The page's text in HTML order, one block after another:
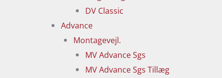
DV Classic
Advance
Montagevejl.
MV Advance Sgs
MV Advance Sgs Tillæg